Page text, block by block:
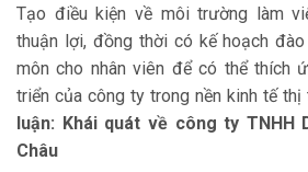
Tạo điều kiện về môi trường làm
thuận lợi, đồng thời có kế hoạch
môn cho nhân viên để có thể thích
triển của công ty trong nền kinh tế thị
luận: Khái quát về công ty TNHH
Châu